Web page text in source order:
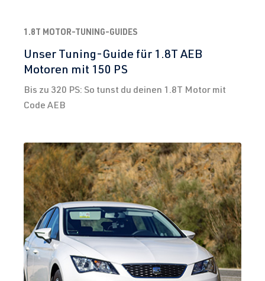
1.8T MOTOR-TUNING-GUIDES
Unser Tuning-Guide für 1.8T AEB
Motoren mit 150 PS
Bis zu 320 PS: So tunst du deinen 1.8T Motor mit
Code AEB